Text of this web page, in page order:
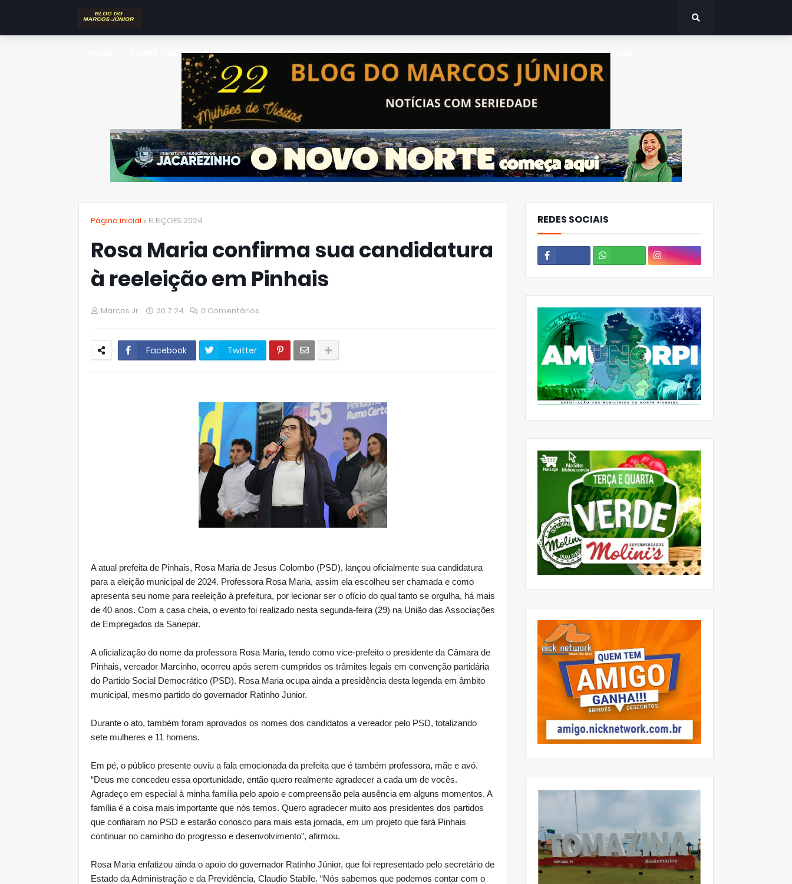
SOBRE O BLOG CONTATO MIDIA KIT COLUNA DO MARCOS GRUPO DO WHATS CANTINHOS DO PARANÁ
Página inicial ELEIÇÕES 2024
Rosa Maria confirma sua candidatura
à reeleição em Pinhais
Marcos Jr. 30.7.24 0 Comentários
Facebook Twitter
A atual prefeita de Pinhais, Rosa Maria de Jesus Colombo (PSD), lançou oficialmente sua candidatura
para a eleição municipal de 2024. Professora Rosa Maria, assim ela escolheu ser chamada e como
apresenta seu nome para reeleição à prefeitura, por lecionar ser o ofício do qual tanto se orgulha, há mais
de 40 anos. Com a casa cheia, o evento foi realizado nesta segunda-feira (29) na União das Associações
de Empregados da Sanepar.
A oficialização do nome da professora Rosa Maria, tendo como vice-prefeito o presidente da Câmara de
Pinhais, vereador Marcinho, ocorreu após serem cumpridos os trâmites legais em convenção partidária
do Partido Social Democrático (PSD). Rosa Maria ocupa ainda a presidência desta legenda em âmbito
municipal, mesmo partido do governador Ratinho Junior.
Durante o ato, também foram aprovados os nomes dos candidatos a vereador pelo PSD, totalizando
sete mulheres e 11 homens.
Em pé, o público presente ouviu a fala emocionada da prefeita que é também professora, mãe e avó.
“Deus me concedeu essa oportunidade, então quero realmente agradecer a cada um de vocês.
Agradeço em especial à minha família pelo apoio e compreensão pela ausência em alguns momentos. A
família é a coisa mais importante que nós temos. Quero agradecer muito aos presidentes dos partidos
que confiaram no PSD e estarão conosco para mais esta jornada, em um projeto que fará Pinhais
continuar no caminho do progresso e desenvolvimento”, afirmou.
Rosa Maria enfatizou ainda o apoio do governador Ratinho Júnior, que foi representado pelo secretário de
Estado da Administração e da Previdência, Claudio Stabile. “Nós sabemos que podemos contar com o
REDES SOCIAIS